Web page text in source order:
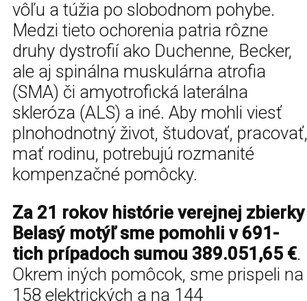
vôľu a túžia po slobodnom pohybe.
Medzi tieto ochorenia patria rôzne
druhy dystrofií ako Duchenne, Becker,
ale aj spinálna muskulárna atrofia
(SMA) či amyotrofická laterálna
skleróza (ALS) a iné. Aby mohli viesť
plnohodnotný život, študovať, pracovať,
mať rodinu, potrebujú rozmanité
kompenzačné pomôcky.
Za 21 rokov histórie verejnej zbierky
Belasý motýľ sme pomohli v 691-
tich prípadoch sumou 389.051,65 €.
Okrem iných pomôcok, sme prispeli na
158 elektrických a na 144